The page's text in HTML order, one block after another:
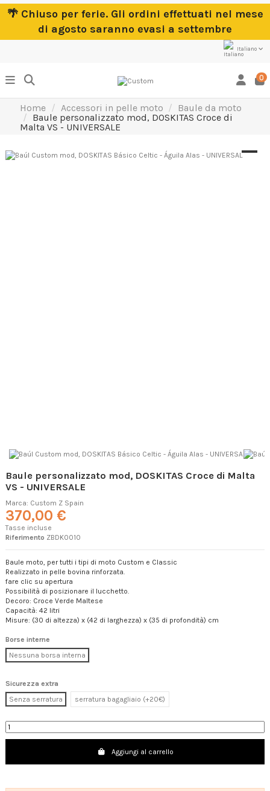
🌴 Chiuso per ferie. Gli ordini effettuati nel mese
di agosto saranno evasi a settembre
Italiano
0
Home Accessori in pelle moto
Baule da moto
Baule personalizzato mod, DOSKITAS Croce di
Malta VS - UNIVERSALE
Baule personalizzato mod, DOSKITAS Croce di Malta
VS - UNIVERSALE
Marca: Custom Z Spain
370,00 €
Tasse incluse
Riferimento ZBDK0010
Baule moto, per tutti i tipi di moto Custom e Classic
Realizzato in pelle bovina rinforzata.
fare clic su apertura
Possibilità di posizionare il lucchetto.
Decoro: Croce Verde Maltese
Capacità: 42 litri
Misure: (30 di altezza) x (42 di larghezza) x (35 di profondità) cm
Borse interne
Nessuna borsa interna
Sicurezza extra
Senza serratura
serratura bagagliaio (+20€)
Aggiungi al carrello